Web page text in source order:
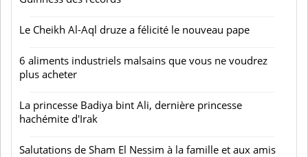
Le Cheikh Al-Aql druze a félicité le nouveau pape
6 aliments industriels malsains que vous ne voudrez
plus acheter
La princesse Badiya bint Ali, dernière princesse
hachémite d'Irak
Salutations de Sham El Nessim à la famille et aux amis